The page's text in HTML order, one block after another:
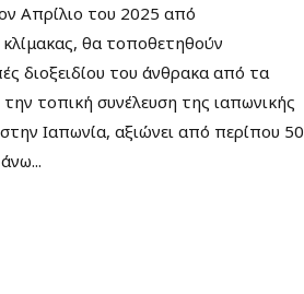
Απρίλιο του 2025 από
κλίμακας, θα τοποθετηθούν
διοξειδίου του άνθρακα από τα
τοπική συνέλευση της ιαπωνικής
Ιαπωνία, αξιώνει από περίπου 50